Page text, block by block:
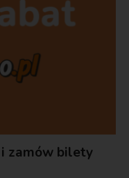
i zamów bilety